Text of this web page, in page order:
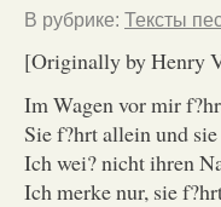
В рубрике: Тексты
[Originally by Henry
Im Wagen vor mir
Sie f?hrt allein und
Ich wei? nicht ihren
Ich merke nur, sie